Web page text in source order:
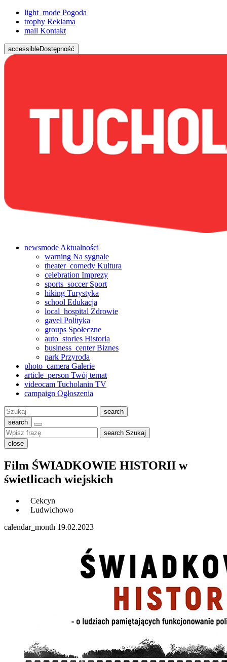
light_mode Pogoda
trophy Reklama
mail Kontakt
accessibleDostępność
newsmode Aktualności
warning Na sygnale
theater_comedy Kultura
celebration Imprezy
sports_soccerSport
hiking Turystyka
school Edukacja
local_hospital Zdrowie
gavel Polityka
groups Społeczne
auto_stories Historia
business_centerBiznes
park Przyroda
photo_camera Galerie
article_person Twój temat
videocam Tucholanin TV
campaign Ogłoszenia
Szukaj:
search
search
search Szukaj
close
Film ŚWIADKOWIE HISTORII w
świetlicach wiejskich
Cekcyn
Ludwichowo
calendar_month 19.02.2023